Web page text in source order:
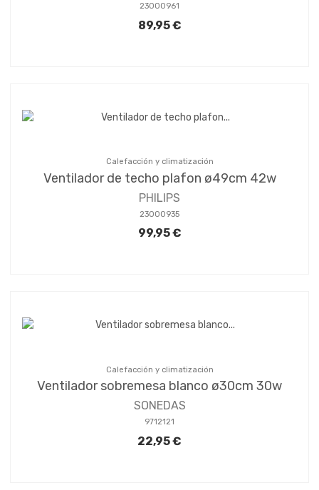
23000961
89,95 €
Calefacción y climatización
Ventilador de techo plafon ø49cm 42w
PHILIPS
23000935
99,95 €
Calefacción y climatización
Ventilador sobremesa blanco ø30cm 30w
SONEDAS
9712121
22,95 €